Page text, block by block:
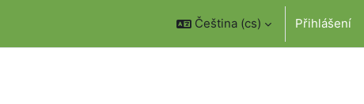
Čeština ‎(cs)‎ Přihlášení